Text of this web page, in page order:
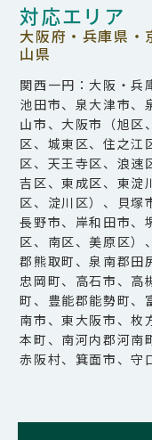
対応エリア
大阪府・兵庫県・
山県
関西一円：大阪・兵
池田市、泉大津市、
山市、大阪市（旭区
区、城東区、住之江
区、天王寺区、浪速
吉区、東成区、東淀
区、淀川区）、貝塚
長野市、岸和田市、
区、南区、美原区）
郡熊取町、泉南郡田
忠岡町、高石市、高
町、豊能郡能勢町、
南市、東大阪市、枚
本町、南河内郡河南
赤阪村、箕面市、守